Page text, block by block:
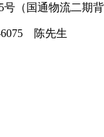
（国通物流二期
6075 陈先生